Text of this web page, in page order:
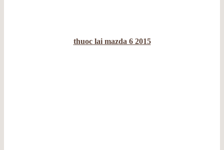
thuoc lai mazda 6 2015